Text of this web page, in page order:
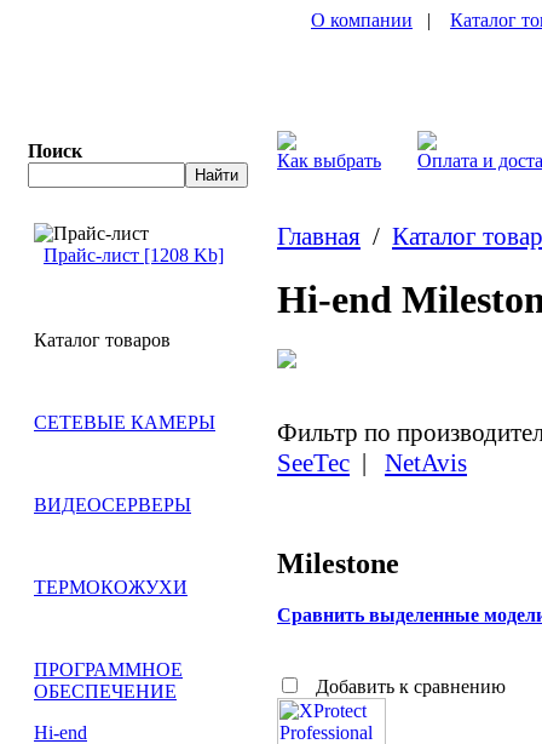
Поиск
О компании | Каталог
Как выбрать Оплата и
Прайс-лист [1208 Kb]
Каталог товаров
СЕТЕВЫЕ КАМЕРЫ
ВИДЕОСЕРВЕРЫ
ТЕРМОКОЖУХИ
ПРОГРАММНОЕ
ОБЕСПЕЧЕНИЕ
Hi-end
Главная / Каталог
Hi-end
Фильтр по
SeeTec | NetAvis
Milestone
Сравнить выделенные
Добавить к сравнению